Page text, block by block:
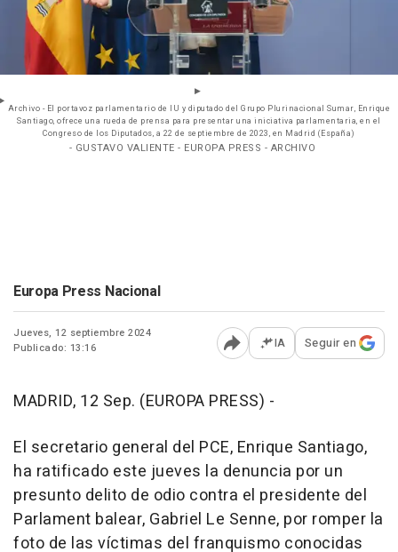
Archivo - El portavoz parlamentario de IU y diputado del Grupo Plurinacional Sumar, Enrique
Santiago, ofrece una rueda de prensa para presentar una iniciativa parlamentaria, en el
Congreso de los Diputados, a 22 de septiembre de 2023, en Madrid (España)
- GUSTAVO VALIENTE - EUROPA PRESS - ARCHIVO
Europa Press Nacional
Jueves, 12 septiembre 2024
Publicado: 13:16
Abrir opciones para
IA Seguir en
MADRID, 12 Sep. (EUROPA PRESS) -
El secretario general del PCE, Enrique Santiago,
ha ratificado este jueves la denuncia por un
presunto delito de odio contra el presidente del
Parlament balear, Gabriel Le Senne, por romper la
foto de las víctimas del franquismo conocidas